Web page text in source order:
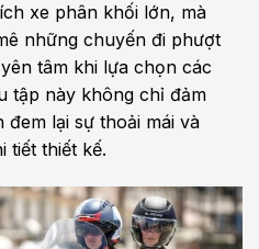
xe phân khối lớn, mà
những chuyến đi phượt
tâm khi lựa chọn các
tập này không chỉ đảm
lại sự thoải mái và
tiết thiết kế.